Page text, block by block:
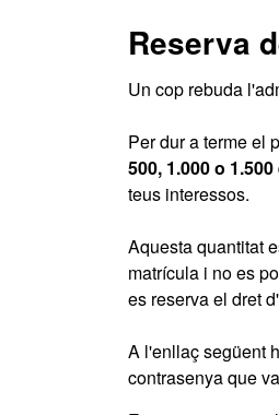
Reserva
Un cop rebuda
Per dur a terme el
500, 1.000 o
teus interessos.
Aquesta quantitat
matrícula i no es
es reserva el dret d'
A l'enllaç següent
contrasenya que